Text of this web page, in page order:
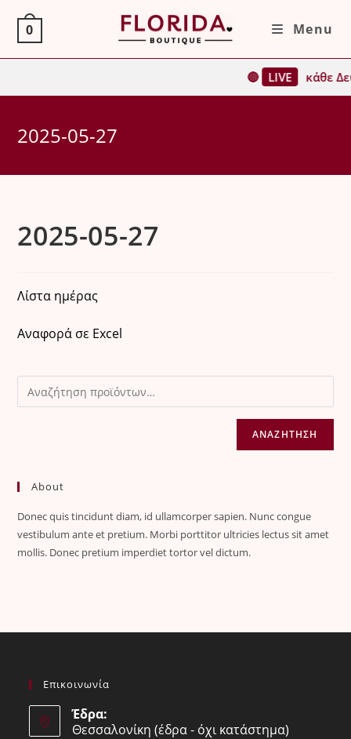
content
0 Menu
🔴 LIVE κάθε
2025-05-27
2025-05-27
Λίστα ημέρας
Αναφορά σε Excel
ΑΝΑΖΉΤΗΣΗ
About
Donec quis tincidunt diam, id ullamcorper sapien. Nunc congue
vestibulum ante et pretium. Morbi porttitor ultricies lectus sit amet
mollis. Donec pretium imperdiet tortor vel dictum.
Επικοινωνία
Έδρα:
Θεσσαλονίκη (έδρα - όχι κατάστημα)